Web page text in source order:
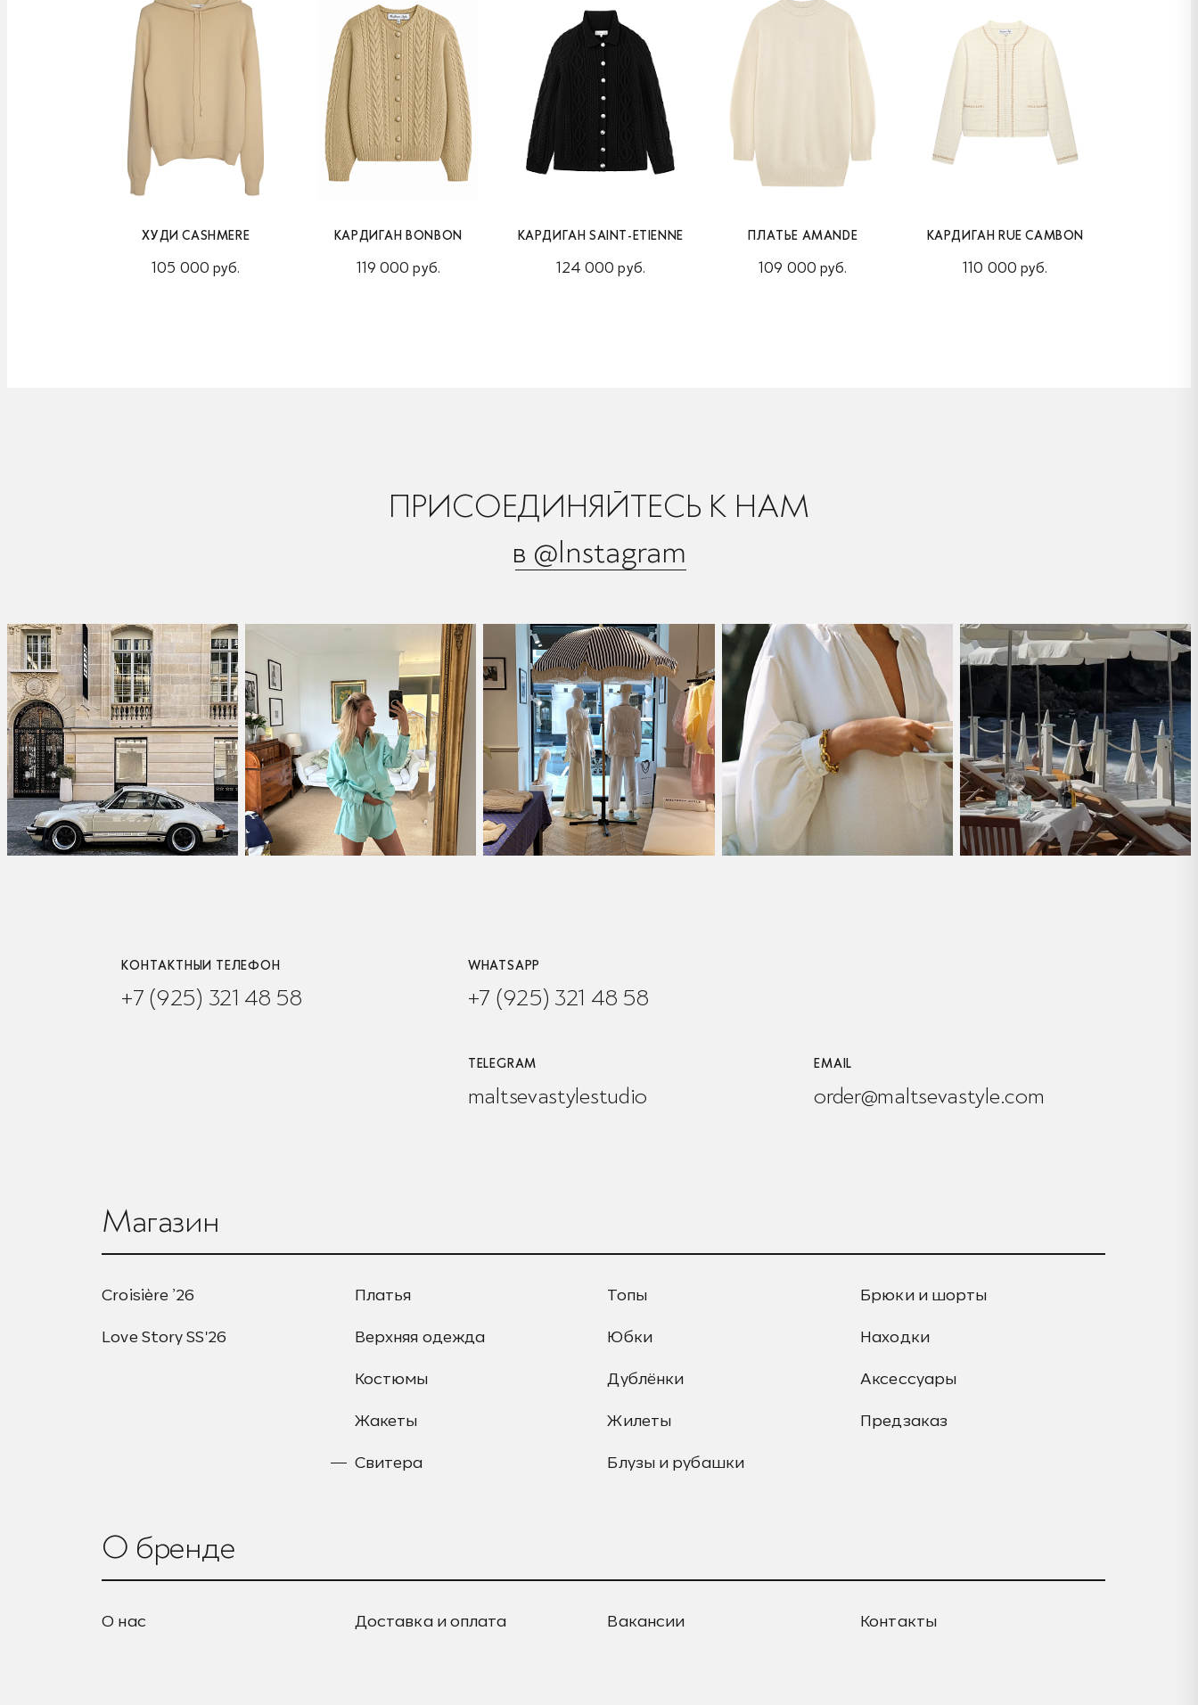
ХУДИ CASHMERE
105 000 руб.
КАРДИГАН BONBON
119 000 руб.
КАРДИГАН SAINT-ETIENNE
124 000 руб.
ПЛАТЬЕ AMANDE
109 000 руб.
КАРДИГАН RUE CAMBON
110 000 руб.
ПРИСОЕДИНЯЙТЕСЬ К НАМ
в @Instagram
КОНТАКТНЫЙ ТЕЛЕФОН
+7 (925) 321 48 58
WHATSAPP
+7 (925) 321 48 58
TELEGRAM
maltsevastylestudio
EMAIL
order@maltsevastyle.com
Магазин
Croisière ’26
Love Story SS'26
Платья
Верхняя одежда
Костюмы
Жакеты
Свитера
Топы
Юбки
Дублёнки
Жилеты
Блузы и рубашки
Брюки и шорты
Находки
Аксессуары
Предзаказ
О бренде
О нас Доставка и оплата Вакансии Контакты